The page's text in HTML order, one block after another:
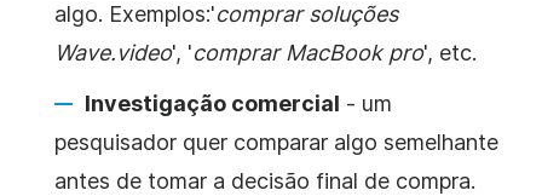
algo. Exemplos:'comprar soluções
Wave.video', 'comprar MacBook pro', etc.
Investigação comercial - um
pesquisador quer comparar algo semelhante
antes de tomar a decisão final de compra.